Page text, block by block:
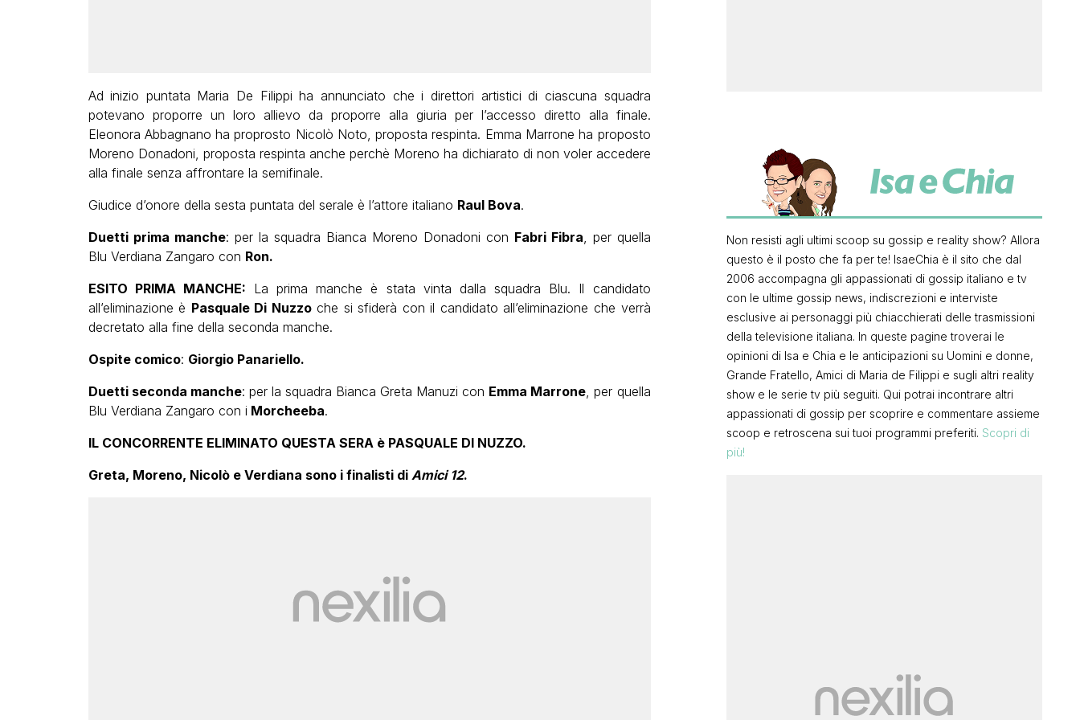
Ad inizio puntata Maria De Filippi ha annunciato che i direttori artistici di ciascuna squadra
potevano proporre un loro allievo da proporre alla giuria per l’accesso diretto alla finale.
Eleonora Abbagnano ha proprosto Nicolò Noto, proposta respinta. Emma Marrone ha proposto
Moreno Donadoni, proposta respinta anche perchè Moreno ha dichiarato di non voler accedere
alla finale senza affrontare la semifinale.
Giudice d’onore della sesta puntata del serale è l’attore italiano Raul Bova.
Duetti prima manche: per la squadra Bianca Moreno Donadoni con Fabri Fibra, per quella
Blu Verdiana Zangaro con Ron.
ESITO PRIMA MANCHE: La prima manche è stata vinta dalla squadra Blu. Il candidato
all’eliminazione è Pasquale Di Nuzzoche si sfiderà con il candidato all’eliminazione che verrà
decretato alla fine della seconda manche.
Ospite comico: Giorgio Panariello.
Duetti seconda manche: per la squadra Bianca Greta Manuzi con Emma Marrone, per quella
Blu Verdiana Zangaro con i Morcheeba.
IL CONCORRENTE ELIMINATO QUESTA SERA è PASQUALE DI NUZZO.
Greta, Moreno, Nicolò e Verdiana sono i finalisti di Amici 12.
Non resisti agli ultimi scoop su gossip e reality show? Allora
questo è il posto che fa per te! IsaeChia è il sito che dal
2006 accompagna gli appassionati di gossip italiano e tv
con le ultime gossip news, indiscrezioni e interviste
esclusive ai personaggi più chiacchierati delle trasmissioni
della televisione italiana. In queste pagine troverai le
opinioni di Isa e Chia e le anticipazioni su Uomini e donne,
Grande Fratello, Amici di Maria de Filippi e sugli altri reality
show e le serie tv più seguiti. Qui potrai incontrare altri
appassionati di gossip per scoprire e commentare assieme
scoop e retroscena sui tuoi programmi preferiti. Scopri di
più!